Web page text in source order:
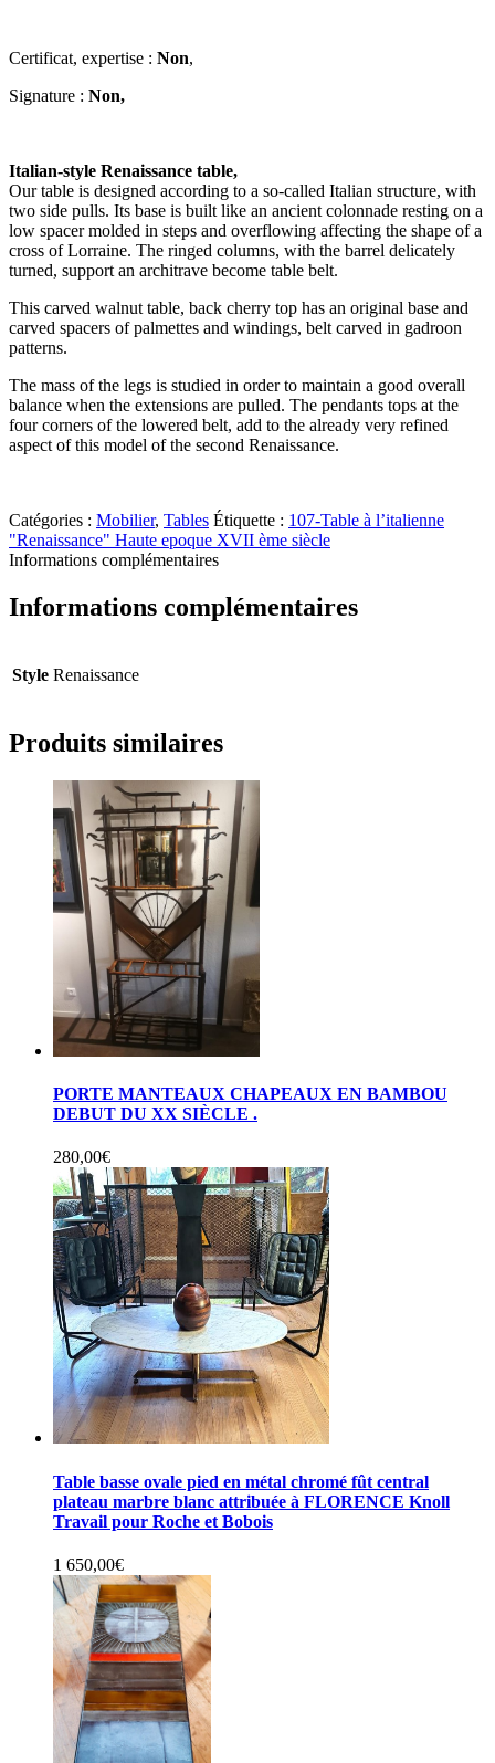
Certificat, expertise : Non,
Signature : Non,
Italian-style Renaissance table,
Our table is designed according to a so-called Italian structure, with
two side pulls. Its base is built like an ancient colonnade resting on a
low spacer molded in steps and overflowing affecting the shape of a
cross of Lorraine. The ringed columns, with the barrel delicately
turned, support an architrave become table belt.
This carved walnut table, back cherry top has an original base and
carved spacers of palmettes and windings, belt carved in gadroon
patterns.
The mass of the legs is studied in order to maintain a good overall
balance when the extensions are pulled. The pendants tops at the
four corners of the lowered belt, add to the already very refined
aspect of this model of the second Renaissance.
Catégories : Mobilier, Tables Étiquette : 107-Table à l’italienne
"Renaissance" Haute epoque XVII ème siècle
Informations complémentaires
Informations complémentaires
Style Renaissance
Produits similaires
PORTE MANTEAUX CHAPEAUX EN BAMBOU
DEBUT DU XX SIÈCLE .
280,00€
Table basse ovale pied en métal chromé fût central
plateau marbre blanc attribuée à FLORENCE Knoll
Travail pour Roche et Bobois
1 650,00€